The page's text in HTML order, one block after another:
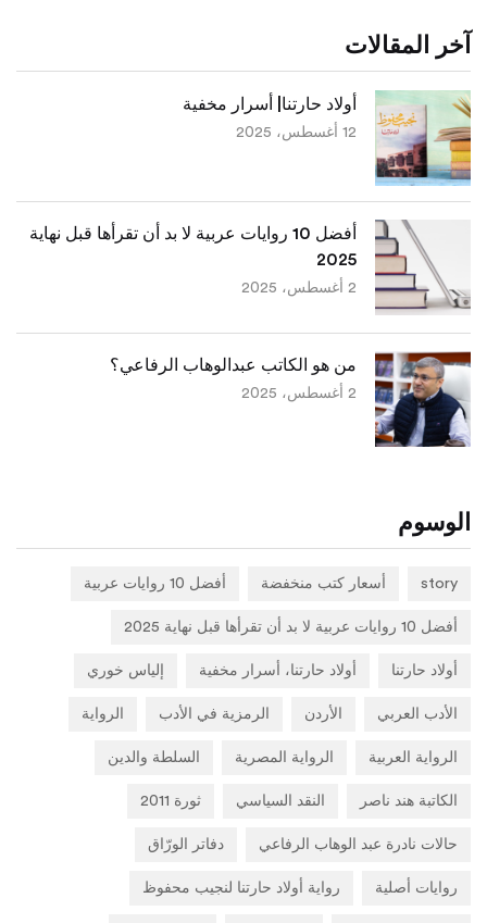
آخر المقالات
أولاد حارتنا| أسرار مخفية
12 أغسطس، 2025
أفضل 10 روايات عربية لا بد أن تقرأها قبل نهاية
2025
2 أغسطس، 2025
من هو الكاتب عبدالوهاب الرفاعي؟
2 أغسطس، 2025
الوسوم
story أسعار كتب منخفضة أفضل 10 روايات عربية
أفضل 10 روايات عربية لا بد أن تقرأها قبل نهاية 2025
أولاد حارتنا أولاد حارتنا، أسرار مخفية إلياس خوري
الأدب العربي الأردن الرمزية في الأدب الرواية
الرواية العربية الرواية المصرية السلطة والدين
الكاتبة هند ناصر النقد السياسي ثورة 2011
حالات نادرة عبد الوهاب الرفاعي دفاتر الورّاق
روايات أصلية رواية أولاد حارتنا لنجيب محفوظ